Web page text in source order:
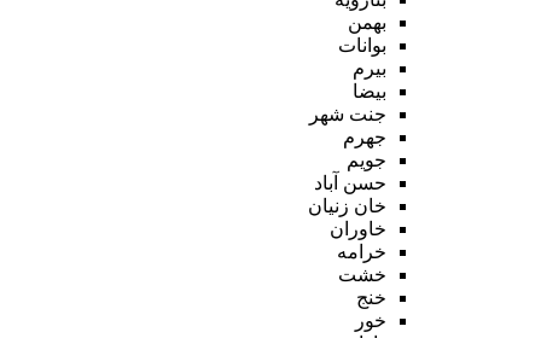
بهمن
بوانات
بیرم
بیضا
جنت شهر
جهرم
جویم
حسن آباد
خان زنیان
خاوران
خرامه
خشت
خنج
خور